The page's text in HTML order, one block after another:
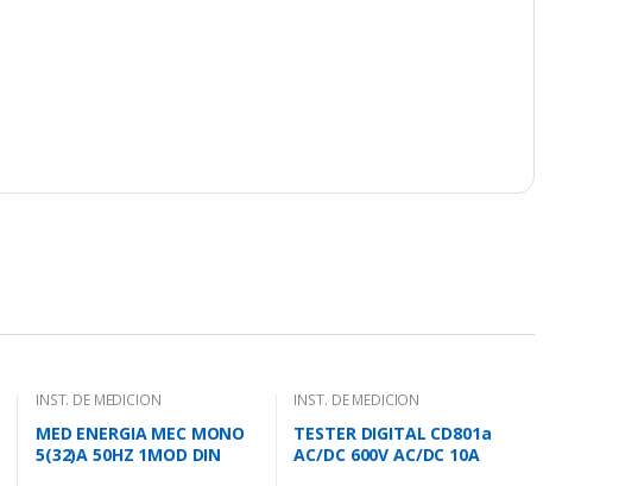
INST. DE MEDICION
MED ENERGIA MEC MONO
5(32)A 50HZ 1MOD DIN
INST. DE MEDICION
TESTER DIGITAL CD801a
AC/DC 600V AC/DC 10A